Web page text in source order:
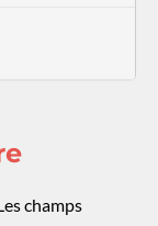
champs